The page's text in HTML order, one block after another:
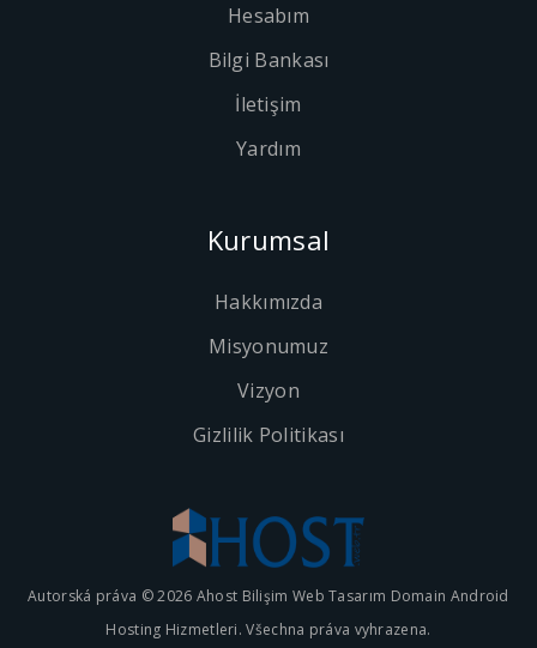
Hesabım
Bilgi Bankası
İletişim
Yardım
Kurumsal
Hakkımızda
Misyonumuz
Vizyon
Gizlilik Politikası
Autorská práva © 2026 Ahost Bilişim Web Tasarım Domain Android
Hosting Hizmetleri. Všechna práva vyhrazena.